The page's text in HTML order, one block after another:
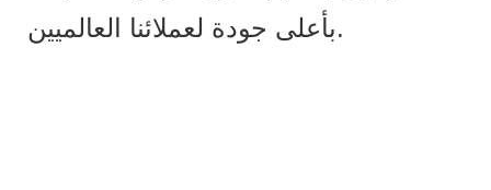
بأعلى جودة لعملائنا العالميين.